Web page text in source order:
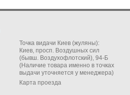
Точка видачи Киев (жуляны):
Киев, просп. Воздушных сил
(бывш. Воздухофлотский), 94-Б
(Наличие товара именно в точках
выдачи уточняется у менеджера)
Карта проезда